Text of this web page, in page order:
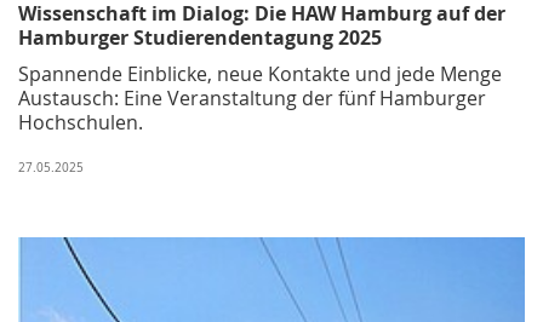
Wissenschaft im Dialog: Die HAW Hamburg auf der
Hamburger Studierendentagung 2025
Spannende Einblicke, neue Kontakte und jede Menge
Austausch: Eine Veranstaltung der fünf Hamburger
Hochschulen.
27.05.2025